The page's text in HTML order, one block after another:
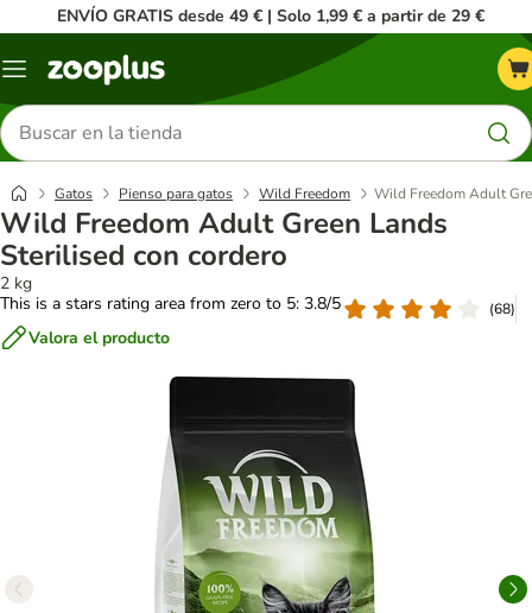
ENVÍO GRATIS desde 49 € | Solo 1,99 € a partir de 29 €
Menú
Buscar
productos
Gatos Pienso para gatos Wild Freedom Wild Freedom Adult
Wild Freedom Adult Green Lands
Sterilised con cordero
2 kg
This is a stars rating area from zero to 5: 3.8/5
(68)
Valora el producto